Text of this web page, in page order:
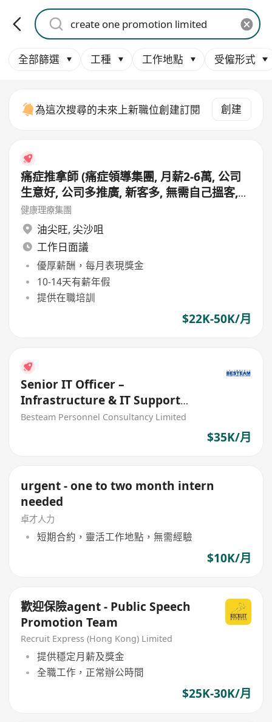
全部篩選 工種 工作地點 受僱形式
為這次搜尋的未來上新職位創建訂閱 創建
痛症推拿師 (痛症領導集團, 月薪2-6萬, 公司
生意好, 公司多推廣, 新客多, 無需自己搵客,
適合想搵錢人士申請, 需有基本美容/按摩經
驗)
健康理療集團
油尖旺, 尖沙咀
工作日面議
優厚薪酬，每月表現獎金
10-14天有薪年假
提供在職培訓
$22K-50K/月
Senior IT Officer –
Infrastructure & IT Support
(One Man Band) 35K
Besteam Personnel Consultancy Limited
$35K/月
urgent - one to two month intern
needed
卓才人力
短期合約，靈活工作地點，無需經驗
$10K/月
歡迎保險agent - Public Speech
Promotion Team
Recruit Express (Hong Kong) Limited
提供穩定月薪及獎金
全職工作，正常辦公時間
$25K-30K/月